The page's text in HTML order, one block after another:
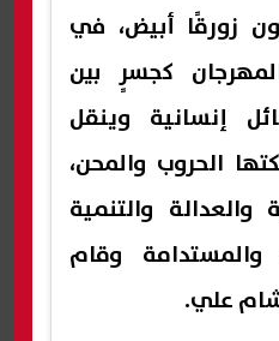
زورقًا أبيض، في
كجسرٍ بين
إنسانية وينقل
الحروب والمحن،
والتنمية
والمستدامة وقام
علي.